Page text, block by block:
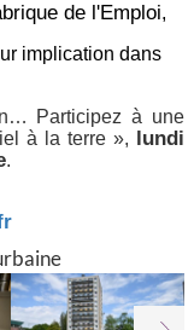
de l'Emploi,
implication dans
Participez à une
à la terre », lundi
.